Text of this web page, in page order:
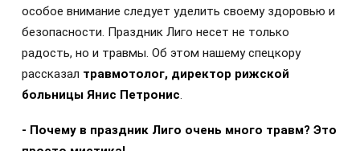
особое внимание следует уделить своему здоровью и
безопасности. Праздник Лиго несет не только
радость, но и травмы. Об этом нашему спецкору
рассказал травмотолог, директор рижской
больницы Янис Петронис.
- Почему в праздник Лиго очень много травм? Это